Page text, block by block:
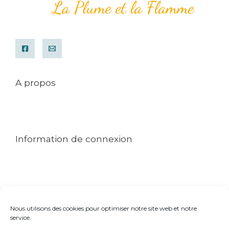
Nous utilisons des cookies pour optimiser notre site web et notre
service.
A propos
Information de connexion
Rechercher dans le blog ou le site